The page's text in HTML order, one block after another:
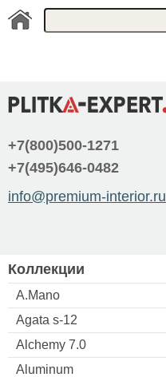
+7(800)500-1271
+7(495)646-0482
info@premium-interior.ru
Коллекции
A.Mano
Agata s-12
Alchemy 7.0
Aluminum